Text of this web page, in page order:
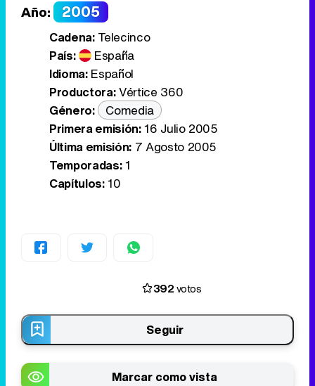
Año: 2005
Cadena:Telecinco
País:
España
Idioma: Español
Productora:Vértice 360
Género:
Comedia
Primera emisión:16 Julio 2005
Última emisión:7 Agosto 2005
Temporadas:1
Capítulos:10
392votos
Seguir
Marcar como vista